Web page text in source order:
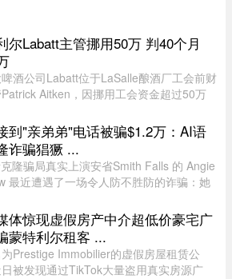
尔Labatt主管挪用50万 判40个月
酒公司Labatt位于LaSalle酿酒厂工会前财
Aitken，因挪用工会资金超过50万
勒令向工会赔偿10万元。Aitken在Labatt
年，并于2020年担 ...
到"亲弟弟"电话被骗$1.2万：AI语
诈骗猖獗 ...
隆骗局真实上演安省Smith Falls 的 Angie
最近遭遇了一场令人防不胜防的诈骗：她
弟弟的名字，连声音都几乎一模一
话那头听起来真的就是我 ...
体惊现虚假房产中介超低价豪宅广
蒙特利尔租客 ...
Prestige Immobilier的虚假房屋租赁公
被发现通过TikTok大量盗用真实房源广